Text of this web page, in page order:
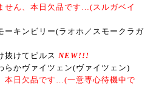
せん、本日欠品です…(スルガベイ
キンビリー(ラオホ／スモークラガ
けてピルス NEW!!!
かヴァイツェン(ヴァイツェン)
本日欠品です…(一意専心待機中で